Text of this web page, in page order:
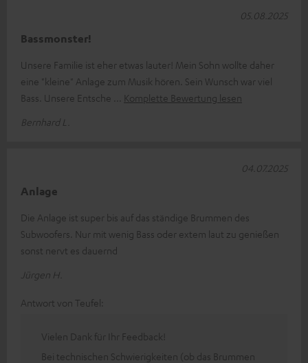
Bassmonster!
Unsere Familie ist eher etwas lauter! Mein Sohn wollte daher
eine "kleine" Anlage zum Musik hören. Sein Wunsch war viel
Bass. Unsere Entsche
Komplette Bewertung lesen
Bernhard L.
05.08.2025
Anlage
Die Anlage ist super bis auf das ständige Brummen des
Subwoofers. Nur mit wenig Bass oder extem laut zu genießen
sonst nervt es dauernd
Jürgen H.
04.07.2025
Antwort von Teufel:
Vielen Dank für Ihr Feedback!
Bei technischen Schwierigkeiten (ob das Brummen